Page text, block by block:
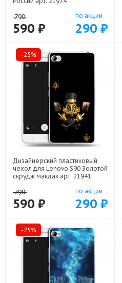
790
590 ₽
по акции
290 ₽
-25%
Дизайнерский пластиковый
чехол для Lenovo S90 Золотой
скрудж макдак арт: 21941
790
590 ₽
по акции
290 ₽
-25%